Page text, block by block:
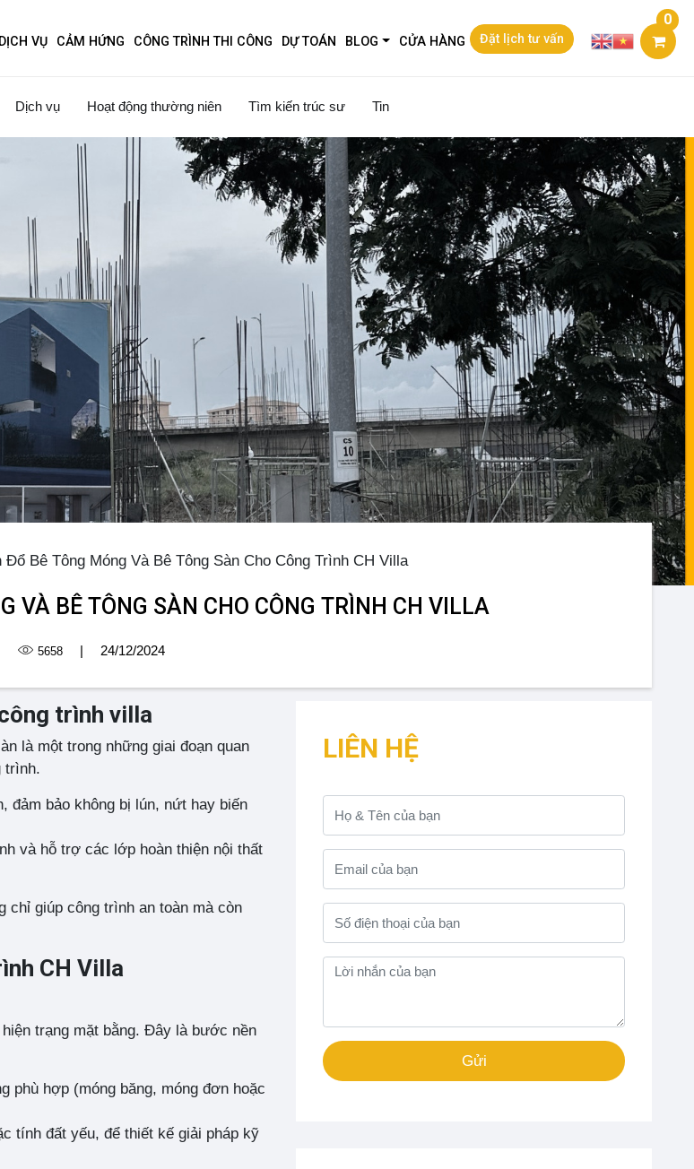
0
DỊCH VỤ CẢM HỨNG CÔNG TRÌNH THI CÔNG DỰ TOÁN BLOG CỬA HÀNG Đặt lịch tư vấn
Dịch vụ Hoạt động thường niên Tìm kiến trúc sư Tin
Đổ Bê Tông Móng Và Bê Tông Sàn Cho Công Trình CH Villa
VÀ BÊ TÔNG SÀN CHO CÔNG TRÌNH CH VILLA
5658 | 24/12/2024
trình villa
là một trong những giai đoạn quan
trình.
đảm bảo không bị lún, nứt hay biến
và hỗ trợ các lớp hoàn thiện nội thất
chỉ giúp công trình an toàn mà còn
CH Villa
trạng mặt bằng. Đây là bước nền
phù hợp (móng băng, móng đơn hoặc
tính đất yếu, để thiết kế giải pháp kỹ
LIÊN HỆ
Gửi